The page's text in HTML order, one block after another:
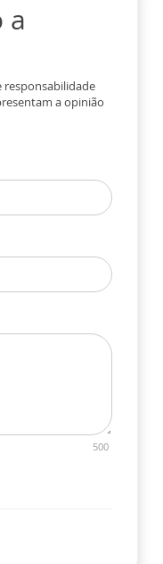
a
responsabilidade
a opinião
500